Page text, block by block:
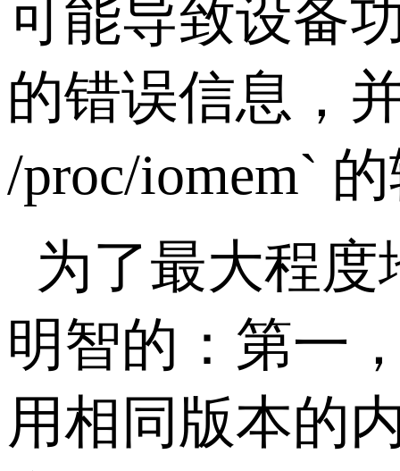
可能导致设备
的错误信息，
/proc/iomem`
为了最大程
明智的：第一
用相同版本的